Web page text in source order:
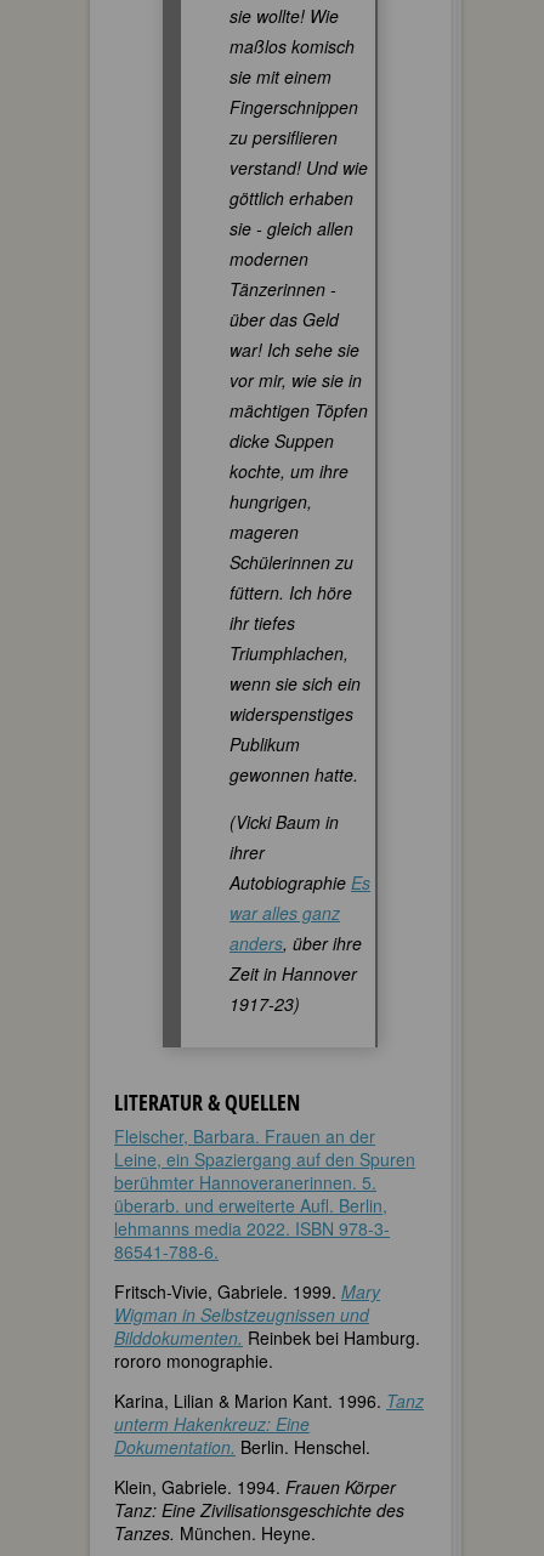
sie wollte! Wie
maßlos komisch
sie mit einem
Fingerschnippen
zu persiflieren
verstand! Und wie
göttlich erhaben
sie - gleich allen
modernen
Tänzerinnen -
über das Geld
war! Ich sehe sie
vor mir, wie sie in
mächtigen Töpfen
dicke Suppen
kochte, um ihre
hungrigen,
mageren
Schülerinnen zu
füttern. Ich höre
ihr tiefes
Triumphlachen,
wenn sie sich ein
widerspenstiges
Publikum
gewonnen hatte.
(Vicki Baum in
ihrer
Autobiographie Es
war alles ganz
anders, über ihre
Zeit in Hannover
1917-23)
LITERATUR & QUELLEN
Fleischer, Barbara. Frauen an der
Leine, ein Spaziergang auf den Spuren
berühmter Hannoveranerinnen. 5.
überarb. und erweiterte Aufl. Berlin,
lehmanns media 2022. ISBN 978-3-
86541-788-6.
Fritsch-Vivie, Gabriele. 1999. Mary
Wigman in Selbstzeugnissen und
Bilddokumenten. Reinbek bei Hamburg.
rororo monographie.
Karina, Lilian & Marion Kant. 1996. Tanz
unterm Hakenkreuz: Eine
Dokumentation. Berlin. Henschel.
Klein, Gabriele. 1994. Frauen Körper
Tanz: Eine Zivilisationsgeschichte des
Tanzes. München. Heyne.